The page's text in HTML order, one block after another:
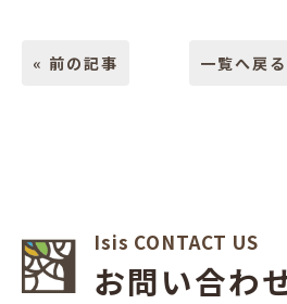
« 前の記事 一覧へ戻る
Isis CONTACT US
お問い合わ